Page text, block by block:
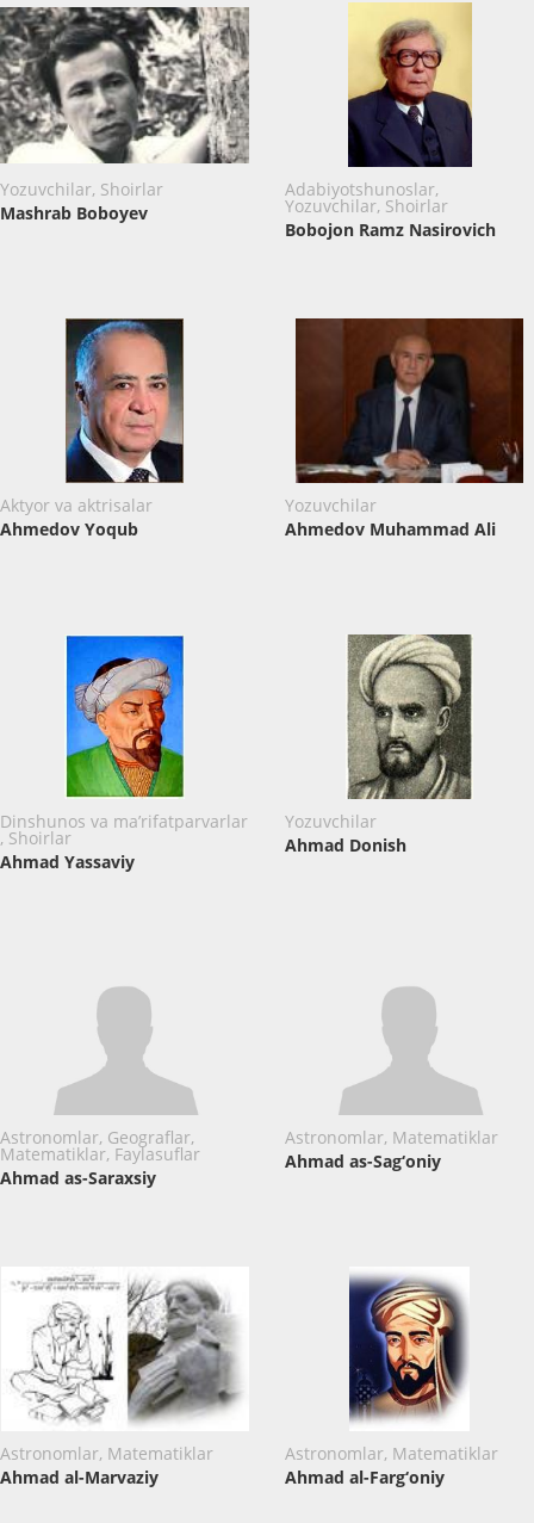
Yozuvchilar, Shoirlar
Mashrab Boboyev
Adabiyotshunoslar,
Yozuvchilar, Shoirlar
Bоbоjоn Ramz Nasirovich
Aktyor va aktrisalar
Ahmedov Yоqub
Yozuvchilar
Ahmedov Muhammad Ali
Dinshunos va ma’rifatparvarlar
, Shoirlar
Ahmad Yassaviy
Yozuvchilar
Ahmad Donish
Astronomlar, Geograflar,
Matematiklar, Faylasuflar
Ahmad as-Saraxsiy
Astronomlar, Matematiklar
Ahmad as-Sag‘oniy
Astronomlar, Matematiklar
Ahmad al-Marvaziy
Astronomlar, Matematiklar
Ahmad al-Farg‘oniy